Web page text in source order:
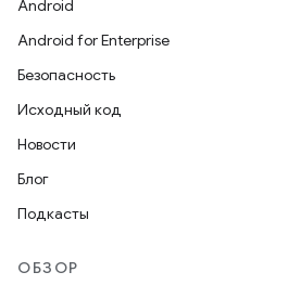
Android
Android for Enterprise
Безопасность
Исходный код
Новости
Блог
Подкасты
ОБЗОР